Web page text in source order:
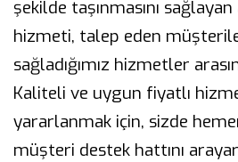
şekilde taşınmasını
hizmeti, talep eden
sağladığımız hizmetler
Kaliteli ve uygun fiyatlı
yararlanmak için, sizde
müşteri destek hattını